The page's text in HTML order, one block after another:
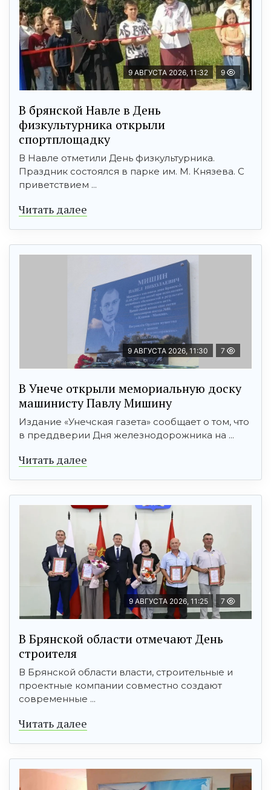
9 АВГУСТА 2026, 11:32 9
В брянской Навле в День
физкультурника открыли
спортплощадку
В Навле отметили День физкультурника.
Праздник состоялся в парке им. М. Князева. С
приветствием ...
Читать далее
9 АВГУСТА 2026, 11:30 7
В Унече открыли мемориальную доску
машинисту Павлу Мишину
Издание «Унечская газета» сообщает о том, что
в преддверии Дня железнодорожника на ...
Читать далее
9 АВГУСТА 2026, 11:25 7
В Брянской области отмечают День
строителя
В Брянской области власти, строительные и
проектные компании совместно создают
современные ...
Читать далее